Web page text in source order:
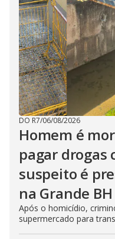
DO R7/06/08/2026
Homem é
pagar drogas
suspeito é
na Grande BH
Após o homicídio,
supermercado para